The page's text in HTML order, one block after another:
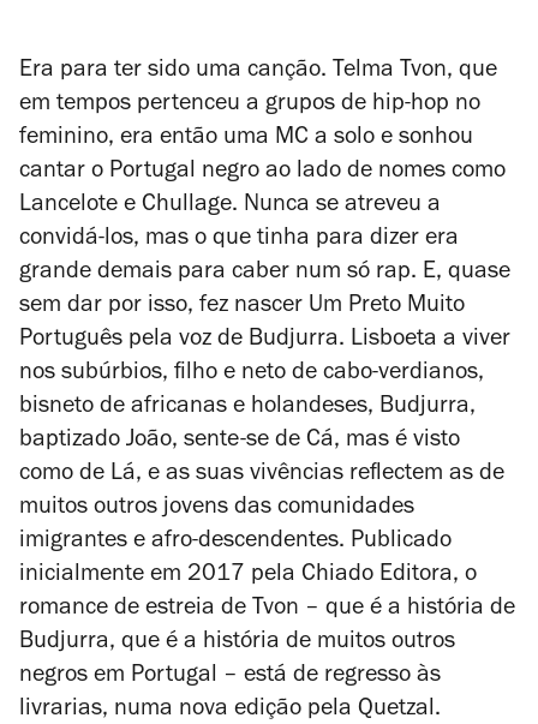
Era para ter sido uma canção. Telma Tvon, que
em tempos pertenceu a grupos de hip-hop no
feminino, era então uma MC a solo e sonhou
cantar o Portugal negro ao lado de nomes como
Lancelote e Chullage. Nunca se atreveu a
convidá-los, mas o que tinha para dizer era
grande demais para caber num só rap. E, quase
sem dar por isso, fez nascer Um Preto Muito
Português pela voz de Budjurra. Lisboeta a viver
nos subúrbios, filho e neto de cabo-verdianos,
bisneto de africanas e holandeses, Budjurra,
baptizado João, sente-se de Cá, mas é visto
como de Lá, e as suas vivências reflectem as de
muitos outros jovens das comunidades
imigrantes e afro-descendentes. Publicado
inicialmente em 2017 pela Chiado Editora, o
romance de estreia de Tvon – que é a história de
Budjurra, que é a história de muitos outros
negros em Portugal – está de regresso às
livrarias, numa nova edição pela Quetzal.